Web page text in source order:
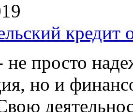
кредит
просто
но и